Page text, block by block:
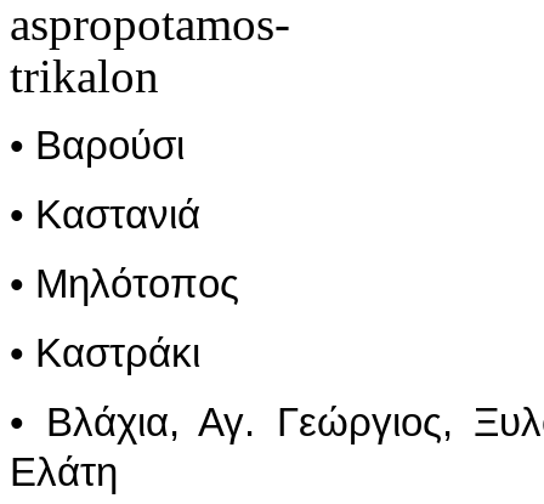
• Βαρούσι
• Καστανιά
• Μηλότοπος
• Καστράκι
• Βλάχια, Αγ. Γεώργιος,
Ελάτη